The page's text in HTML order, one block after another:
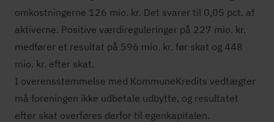
omkostningerne 126 mio. kr. Det svarer til 0,05 pct. af
aktiverne. Positive vær­di­re­gu­le­rin­ger på 227 mio. kr.
medfører et resultat på 596 mio. kr. før skat og 448
mio. kr. efter skat.
I over­ens­stem­mel­se med KommuneKredits vedtægter
må foreningen ikke udbetale udbytte, og resultatet
efter skat overføres derfor til egenkapitalen.